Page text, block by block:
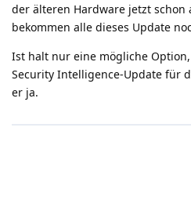
der älteren Hardware jetzt schon
bekommen alle dieses Update
Ist halt nur eine mögliche
Security Intelligence-Update für
er ja.